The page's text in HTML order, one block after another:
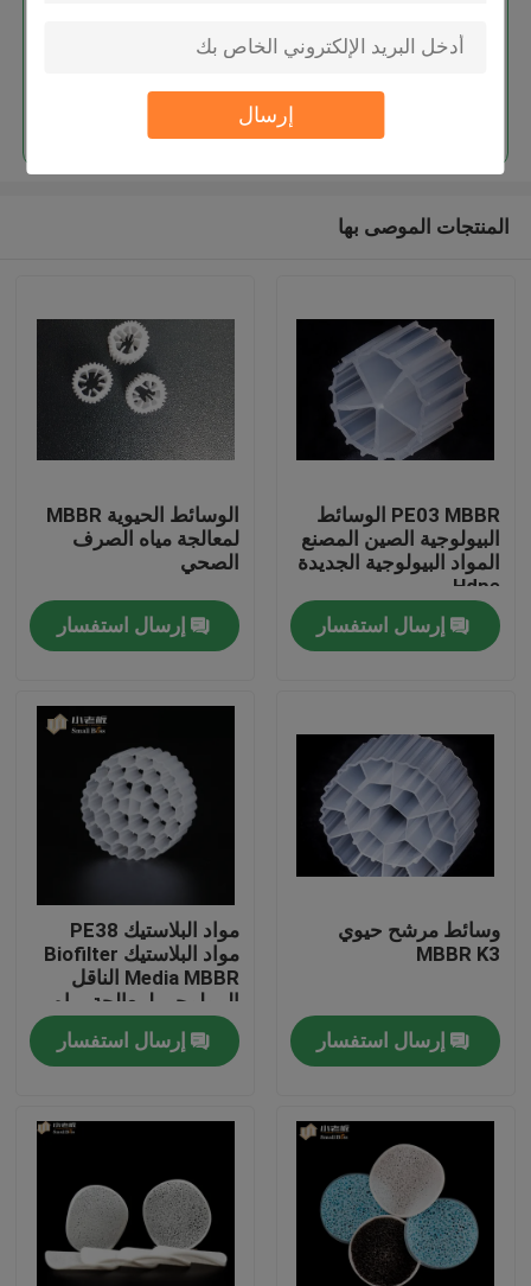
إرسال
الصفحة الرئيسية
معلومات عنا
جولة في المعمل
مدونة
اطلب اقتباس
الوسائط المرشحة MBBR
MBBR بيو ميديا
استمر
المنتجات الموصى بها
PE03 MBBR الوسائط
البيولوجية الصين المصنع
المواد البيولوجية الجديدة
Hdpe
إرسال استفسار
الوسائط الحيوية MBBR
لمعالجة مياه الصرف
الصحي
إرسال استفسار
وسائط مرشح حيوي
MBBR K3
إرسال استفسار
مواد البلاستيك PE38
مواد البلاستيك Biofilter
Media MBBR الناقل
البيولوجي لمعالجة مياه
الصرف الصحي
إرسال استفسار